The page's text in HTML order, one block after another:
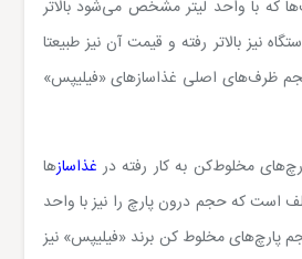
که با واحد لیتر مشخص می‌شود بالاتر
نیز بالاتر رفته و قیمت آن نیز طبیعتا
ظرف‌های اصلی غذاسازهای «فیلیپس»
مخلوط‌کن به کار رفته در غذاسازها
است که حجم درون پارچ را نیز با واحد
مخلوط‌ کن برند «فیلیپس» نیز